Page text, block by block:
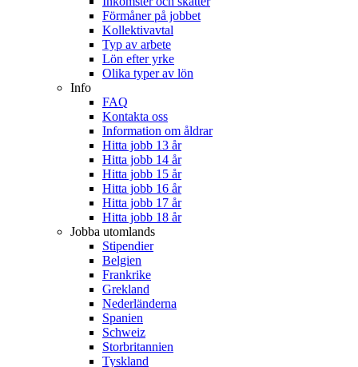
Förmåner på jobbet
Kollektivavtal
Typ av arbete
Lön efter yrke
Olika typer av lön
Info
FAQ
Kontakta oss
Information om åldrar
Hitta jobb 13 år
Hitta jobb 14 år
Hitta jobb 15 år
Hitta jobb 16 år
Hitta jobb 17 år
Hitta jobb 18 år
Jobba utomlands
Stipendier
Belgien
Frankrike
Grekland
Nederländerna
Spanien
Schweiz
Storbritannien
Tyskland